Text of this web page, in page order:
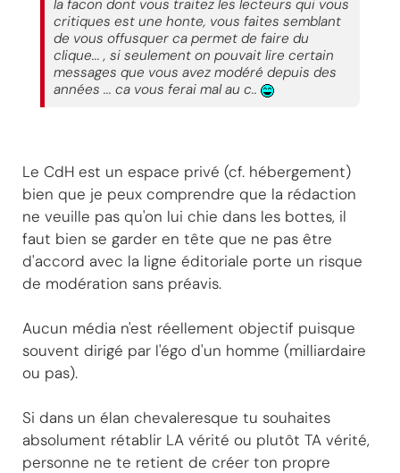
la facon dont vous traitez les lecteurs qui vous
critiques est une honte, vous faites semblant
de vous offusquer ca permet de faire du
clique... , si seulement on pouvait lire certain
messages que vous avez modéré depuis des
années ... ca vous ferai mal au c..
Le CdH est un espace privé (cf. hébergement)
bien que je peux comprendre que la rédaction
ne veuille pas qu'on lui chie dans les bottes, il
faut bien se garder en tête que ne pas être
d'accord avec la ligne éditoriale porte un risque
de modération sans préavis.
Aucun média n'est réellement objectif puisque
souvent dirigé par l'égo d'un homme (milliardaire
ou pas).
Si dans un élan chevaleresque tu souhaites
absolument rétablir LA vérité ou plutôt TA vérité,
personne ne te retient de créer ton propre